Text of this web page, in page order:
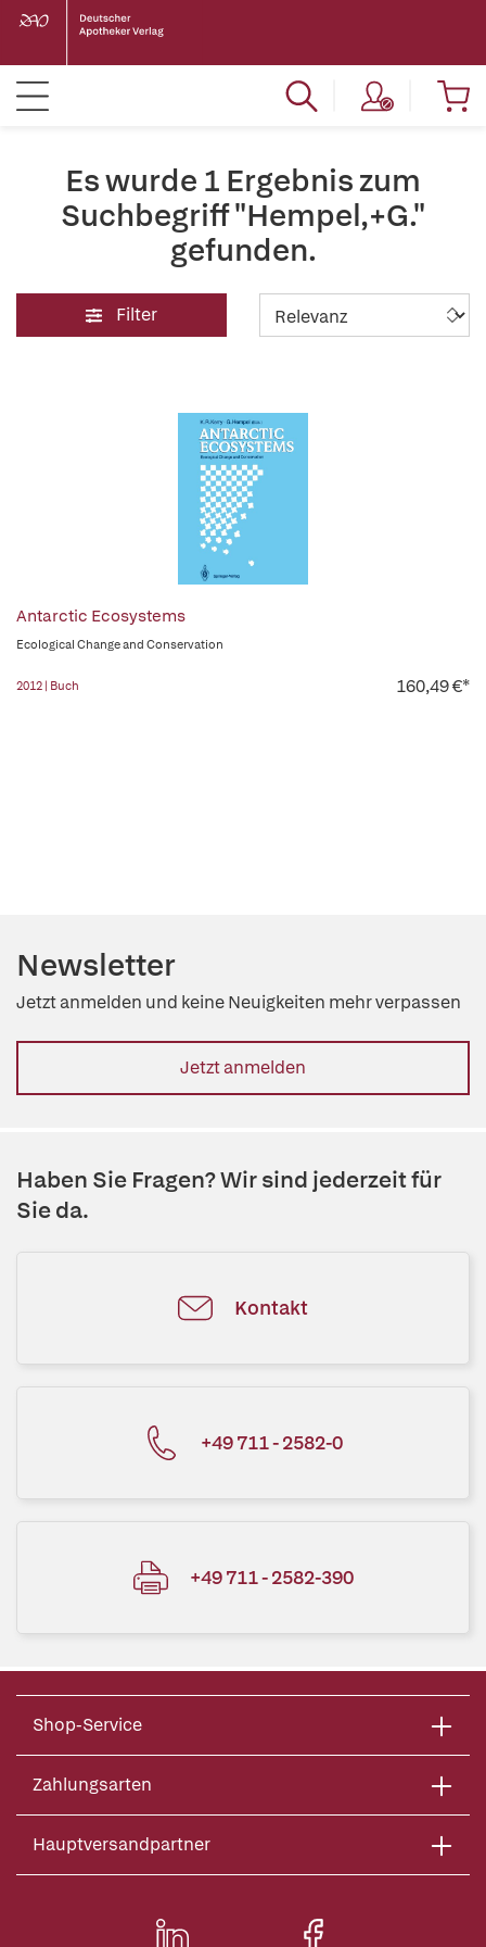
Es wurde 1 Ergebnis zum
Suchbegriff "Hempel,+G."
gefunden.
Filter
Antarctic Ecosystems
Ecological Change and Conservation
2012 | Buch 160,49 €*
Newsletter
Jetzt anmelden und keine Neuigkeiten mehr verpassen
Jetzt anmelden
Haben Sie Fragen? Wir sind jederzeit für
Sie da.
Kontakt
+49 711 - 2582-0
+49 711 - 2582-390
Shop-Service
Zahlungsarten
Hauptversandpartner